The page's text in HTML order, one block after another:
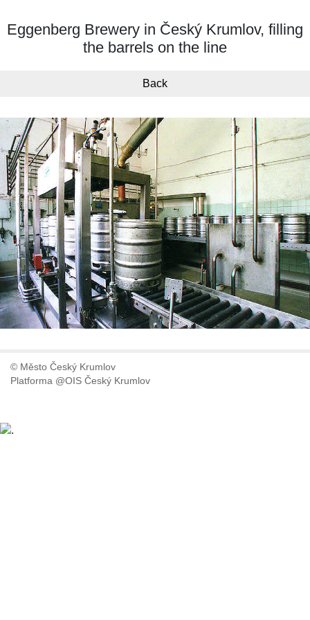
Eggenberg Brewery in Český Krumlov, filling
the barrels on the line
Back
© Město Český Krumlov
Platforma @OIS Český Krumlov